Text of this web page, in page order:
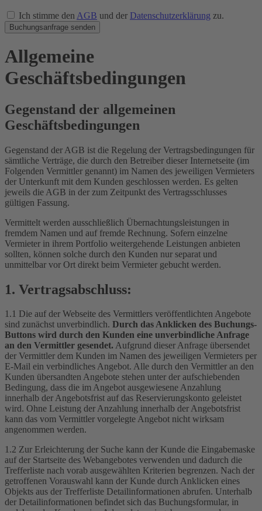
Ich stimme den AGB und der Datenschutzerklärung zu.
Buchungsanfrage senden
Allgemeine
Geschäftsbedingungen
Gegenstand der allgemeinen
Geschäftsbedingungen
Gegenstand der AGB ist die Regelung der Vertragsbedingungen für
sämtliche Verträge, die durch den Betreiber dieser Internetseite (im
Folgenden Vermittler genannt) im Namen des jeweiligen Vermieters
der Unterkunft mit dem Kunden geschlossen werden. Es gelten
jeweils die AGB in der zum Zeitpunkt des Vertragsschlusses
gültigen Fassung.
Vermittelt werden ausschließlich Übernachtungsleistungen in
fremdem Namen und auf fremde Rechnung. Sofern einzelne
Vermieter in ihrem Portfolio weitergehende Leistungen anbieten
sollten, können solche durch den Kunden nur separat und
unmittelbar vor Ort direkt beim Vermieter gebucht werden.
1. Vertragsabschluss:
1.1 Die auf der Webseite des Vermittlers veröffentlichten Angebote
sind zunächst unverbindlich. Durch das Anklicken des Buchungs-
Buttons wird durch den Kunden eine unverbindliche Anfrage
an den Vermittler gesendet. Aufgrund dieser Anfrage übersendet
der Vermittler dem Kunden im Namen des jeweiligen Vermieters per
E-Mail ein verbindliches Angebot. Alle durch den Vermittler an den
Kunden übersandten Angebote stehen unter der aufschiebenden
Bedingung, dass die im Angebot ausgewiesene Anzahlung
innerhalb der Angebotsfrist auf das Reservierungskonto geleistet
wird. Ohne Leistung der Anzahlung innerhalb der Angebotsfrist
kann das vom Vermittler vorgelegte Angebot nicht wirksam
angenommen werden.
1.2 Zur Erleichterung der Suche kann der Kunde die Eingabemaske
auf der Startseite des Webangebotes verwenden und dadurch die
Trefferliste nach vorab ausgewählten Kriterien begrenzen. Nach der
getroffenen Vorauswahl kann der Kunde durch Anklicken eines
Objekts aus der Trefferliste Detailinformationen abrufen. Unterhalb
der Detailinformationen befindet sich das Buchungsformular, in